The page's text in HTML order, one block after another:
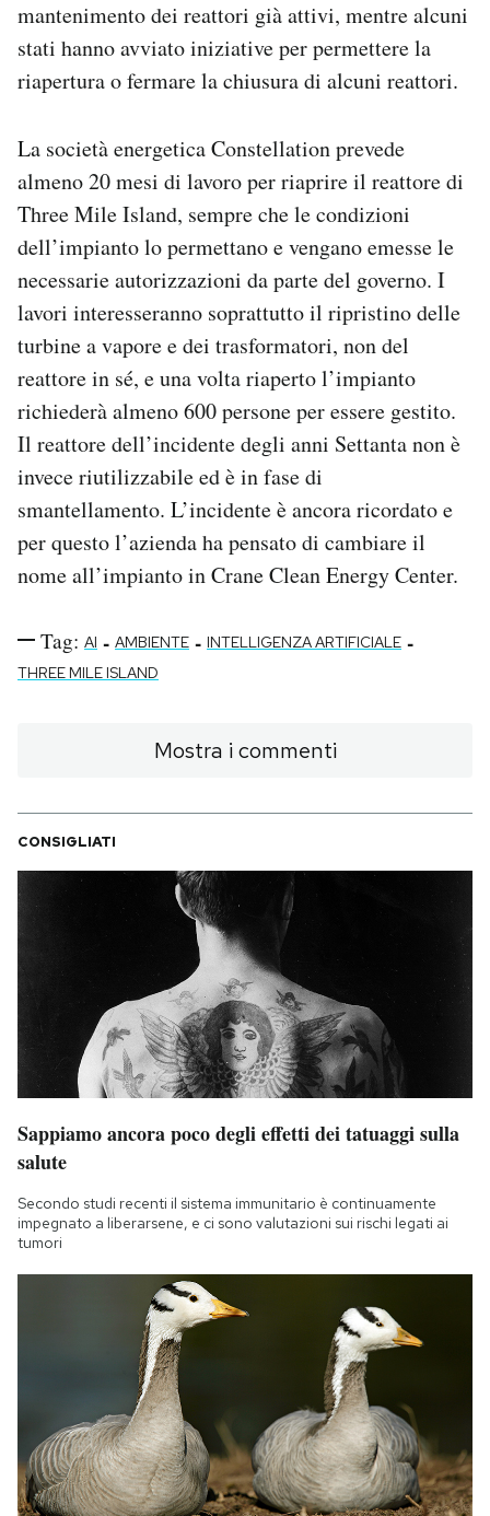
mantenimento dei reattori già attivi, mentre alcuni
stati hanno avviato iniziative per permettere la
riapertura o fermare la chiusura di alcuni reattori.
La società energetica Constellation prevede
almeno 20 mesi di lavoro per riaprire il reattore di
Three Mile Island, sempre che le condizioni
dell’impianto lo permettano e vengano emesse le
necessarie autorizzazioni da parte del governo. I
lavori interesseranno soprattutto il ripristino delle
turbine a vapore e dei trasformatori, non del
reattore in sé, e una volta riaperto l’impianto
richiederà almeno 600 persone per essere gestito.
Il reattore dell’incidente degli anni Settanta non è
invece riutilizzabile ed è in fase di
smantellamento. L’incidente è ancora ricordato e
per questo l’azienda ha pensato di cambiare il
nome all’impianto in Crane Clean Energy Center.
Tag: AI - AMBIENTE - INTELLIGENZA ARTIFICIALE -
THREE MILE ISLAND
Mostra i commenti
CONSIGLIATI
Sappiamo ancora poco degli effetti dei tatuaggi sulla
salute
Secondo studi recenti il sistema immunitario è continuamente
impegnato a liberarsene, e ci sono valutazioni sui rischi legati ai
tumori